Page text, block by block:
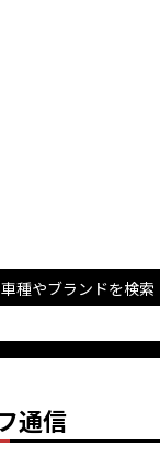
種やブランドを検索
通信